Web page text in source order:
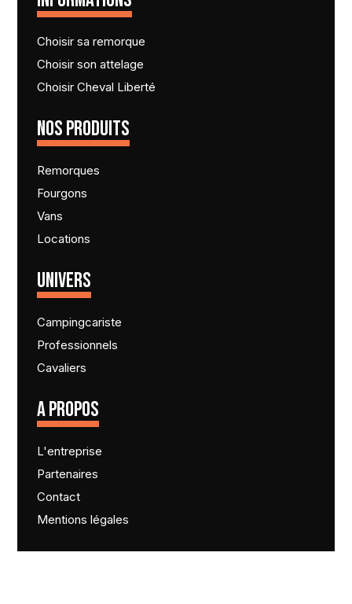
Choisir sa remorque
Choisir son attelage
Choisir Cheval Liberté
NOS PRODUITS
Remorques
Fourgons
Vans
Locations
UNIVERS
Campingcariste
Professionnels
Cavaliers
A PROPOS
L'entreprise
Partenaires
Contact
Mentions légales